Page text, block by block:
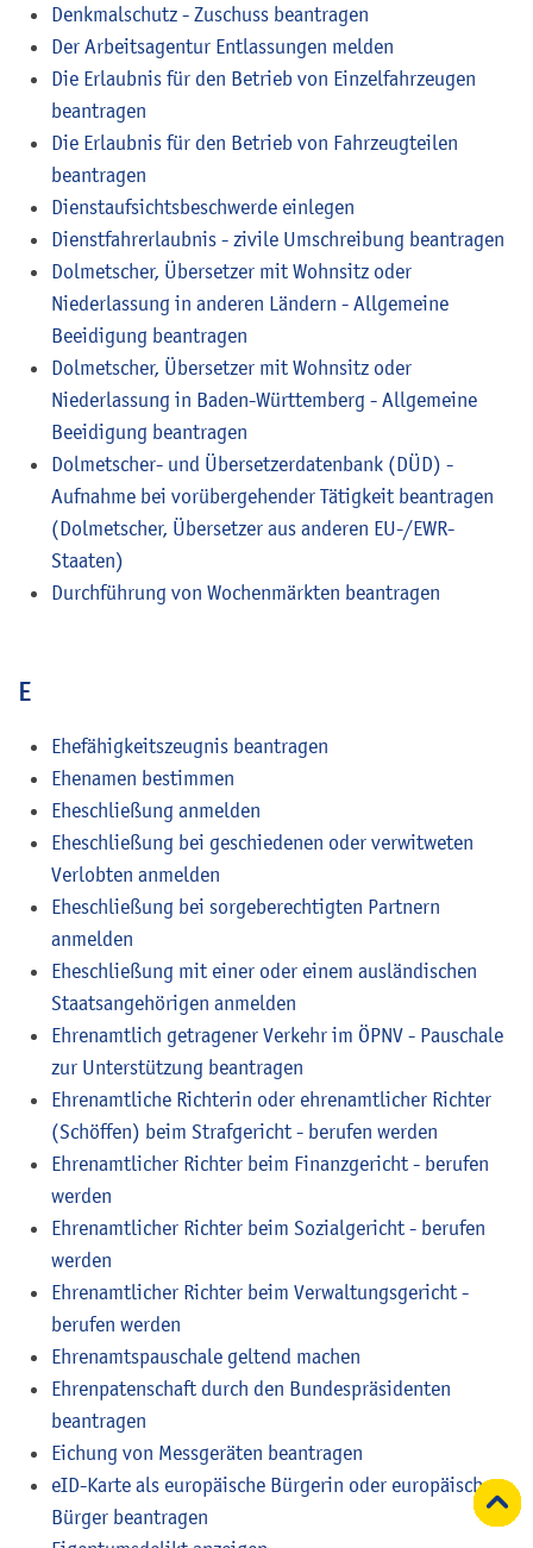
Denkmalschutz - Zuschuss beantragen
Der Arbeitsagentur Entlassungen melden
Die Erlaubnis für den Betrieb von Einzelfahrzeugen
beantragen
Die Erlaubnis für den Betrieb von Fahrzeugteilen
beantragen
Dienstaufsichtsbeschwerde einlegen
Dienstfahrerlaubnis - zivile Umschreibung beantragen
Dolmetscher, Übersetzer mit Wohnsitz oder
Niederlassung in anderen Ländern - Allgemeine
Beeidigung beantragen
Dolmetscher, Übersetzer mit Wohnsitz oder
Niederlassung in Baden-Württemberg - Allgemeine
Beeidigung beantragen
Dolmetscher- und Übersetzerdatenbank (DÜD) -
Aufnahme bei vorübergehender Tätigkeit beantragen
(Dolmetscher, Übersetzer aus anderen EU-/EWR-
Staaten)
Durchführung von Wochenmärkten beantragen
E
Ehefähigkeitszeugnis beantragen
Ehenamen bestimmen
Eheschließung anmelden
Eheschließung bei geschiedenen oder verwitweten
Verlobten anmelden
Eheschließung bei sorgeberechtigten Partnern
anmelden
Eheschließung mit einer oder einem ausländischen
Staatsangehörigen anmelden
Ehrenamtlich getragener Verkehr im ÖPNV - Pauschale
zur Unterstützung beantragen
Ehrenamtliche Richterin oder ehrenamtlicher Richter
(Schöffen) beim Strafgericht - berufen werden
Ehrenamtlicher Richter beim Finanzgericht - berufen
werden
Ehrenamtlicher Richter beim Sozialgericht - berufen
werden
Ehrenamtlicher Richter beim Verwaltungsgericht -
berufen werden
Ehrenamtspauschale geltend machen
Ehrenpatenschaft durch den Bundespräsidenten
beantragen
Eichung von Messgeräten beantragen
eID-Karte als europäische Bürgerin oder europäischer
Bürger beantragen